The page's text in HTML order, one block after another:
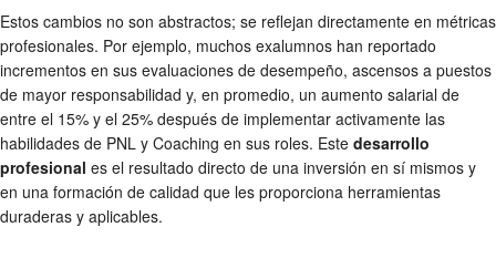
Estos cambios no son abstractos; se reflejan directamente en métricas
profesionales. Por ejemplo, muchos exalumnos han reportado
incrementos en sus evaluaciones de desempeño, ascensos a puestos
de mayor responsabilidad y, en promedio, un aumento salarial de
entre el 15% y el 25% después de implementar activamente las
habilidades de PNL y Coaching en sus roles. Este desarrollo
profesional es el resultado directo de una inversión en sí mismos y
en una formación de calidad que les proporciona herramientas
duraderas y aplicables.